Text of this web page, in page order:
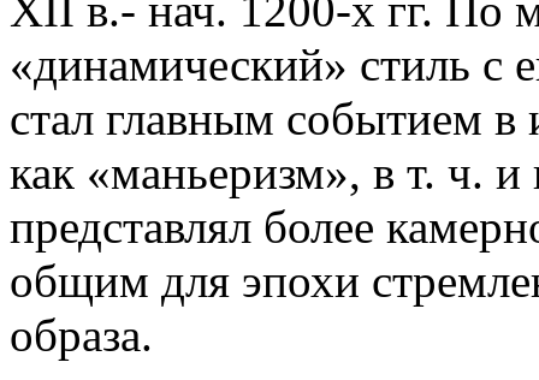
«динамический» стиль с
стал главным событием в
как «маньеризм», в т. ч. и
представлял более
общим для эпохи
образа.